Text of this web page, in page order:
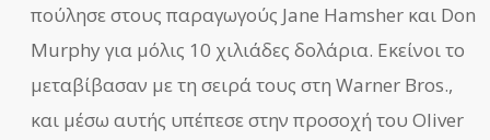
πούλησε στους παραγωγούς Jane Hamsher και Don
Murphy για μόλις 10 χιλιάδες δολάρια. Εκείνοι το
μεταβίβασαν με τη σειρά τους στη Warner Bros.,
και μέσω αυτής υπέπεσε στην προσοχή του Oliver